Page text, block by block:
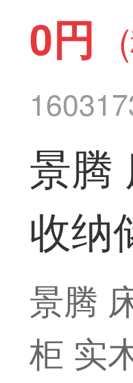
0円
景腾
收纳
景腾
柜 实